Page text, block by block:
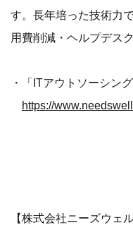
す。長年培った技術力
用費削減・ヘルプデス
・「ITアウトソーシン
https://
【株式会社ニーズウェ